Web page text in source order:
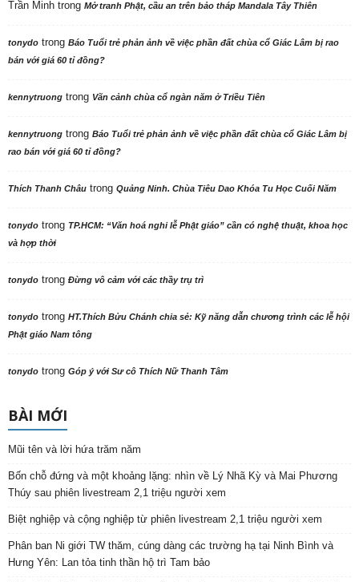
Trần Minh trong Mở tranh Phật, cầu an trên bảo tháp Mandala Tây Thiên
tonydo trong Báo Tuổi trẻ phản ảnh về việc phần đất chùa cổ Giác Lâm bị rao
bán với giá 60 tỉ đồng?
kennytruong trong Vãn cảnh chùa cổ ngàn năm ở Triều Tiên
kennytruong trong Báo Tuổi trẻ phản ảnh về việc phần đất chùa cổ Giác Lâm bị
rao bán với giá 60 tỉ đồng?
Thích Thanh Châu trong Quảng Ninh. Chùa Tiêu Dao Khóa Tu Học Cuối Năm
tonydo trong TP.HCM: “Văn hoá nghi lễ Phật giáo” cần có nghệ thuật, khoa học
và hợp thời
tonydo trong Đừng vô cảm với các thầy trụ trì
tonydo trong HT.Thích Bửu Chánh chia sẻ: Kỹ năng dẫn chương trình các lễ hội
Phật giáo Nam tông
tonydo trong Góp ý với Sư cô Thích Nữ Thanh Tâm
BÀI MỚI
Mũi tên và lời hứa trăm năm
Bốn chỗ đứng và một khoảng lặng: nhìn về Lý Nhã Kỳ và Mai Phương
Thúy sau phiên livestream 2,1 triệu người xem
Biệt nghiệp và cộng nghiệp từ phiên livestream 2,1 triệu người xem
Phân ban Ni giới TW thăm, cúng dàng các trường hạ tại Ninh Bình và
Hưng Yên: Lan tỏa tinh thần hộ trì Tam bảo